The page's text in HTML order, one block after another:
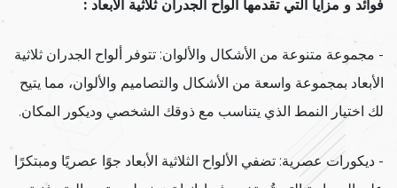
فوائد و مزايا التي تقدمها ألواح الجدران ثلاثية الأبعاد :
- مجموعة متنوعة من الأشكال والألوان: تتوفر ألواح الجدران ثلاثية
الأبعاد بمجموعة واسعة من الأشكال والتصاميم والألوان، مما يتيح
لك اختيار النمط الذي يتناسب مع ذوقك الشخصي وديكور المكان.
- ديكورات عصرية: تضفي الألواح الثلاثية الأبعاد جوًا عصريًا ومبتكرًا